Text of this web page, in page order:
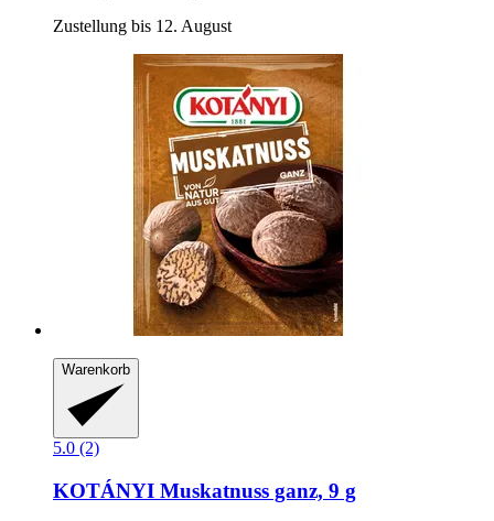
Zustellung bis 12. August
Warenkorb
5.0 (2)
KOTÁNYI Muskatnuss ganz, 9 g